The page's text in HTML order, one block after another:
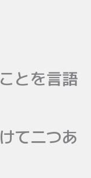
とを言語
て二つあ